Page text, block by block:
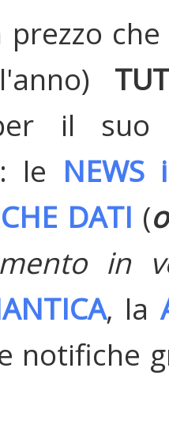
prezzo
il suo
le
DATI (
in
, la
notifiche